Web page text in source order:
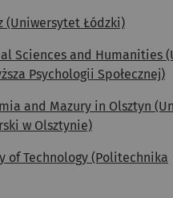
(Uniwersytet Łódzki)
Sciences and Humanities
Psychologii Społecznej)
and Mazury in Olsztyn
w Olsztynie)
of Technology (Politechnika